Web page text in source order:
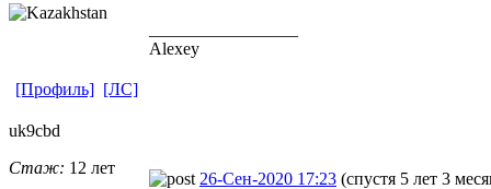
Alexey
[Профиль] [ЛС]
uk9cbd
Стаж: 12 лет
26-Сен-2020 17:23 (спустя 5 лет 3